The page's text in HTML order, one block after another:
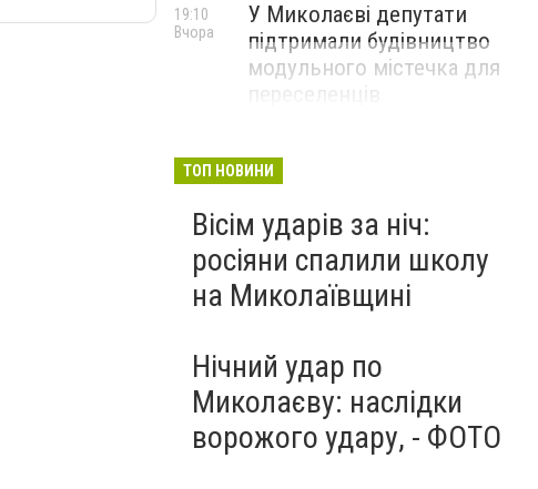
У Миколаєві депутати
підтримали будівництво
модульного містечка для
19:10
Вчора
ТОП НОВИНИ
Вісім ударів за ніч:
росіяни спалили школу
на Миколаївщині
Нічний удар по
Миколаєву: наслідки
ворожого удару, - ФОТО